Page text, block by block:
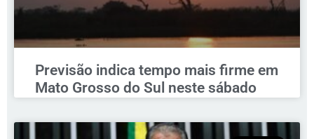
Previsão indica tempo mais firme em
Mato Grosso do Sul neste sábado